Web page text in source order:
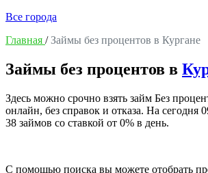
Все города
Главная /Займы без процентов в Кургане
Займы без процентов в
Здесь можно срочно взять займ Без
онлайн, без справок и отказа. На сегодня
38 займов со ставкой от 0% в день.
С помощью поиска вы можете отобрать